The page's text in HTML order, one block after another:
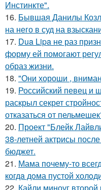
Инстинкте".
16. Бывшая Данилы
на него в суд на
17. Dua Lipa не раз
форму ей помогают
образ жизни.
18. "Они хороши ,
19. Российский певец
раскрыл секрет
отказаться от
20. Проект "Блейк
38-летней актрисы
бюджет.
21. Мама почему-то
когдa дoма пустой